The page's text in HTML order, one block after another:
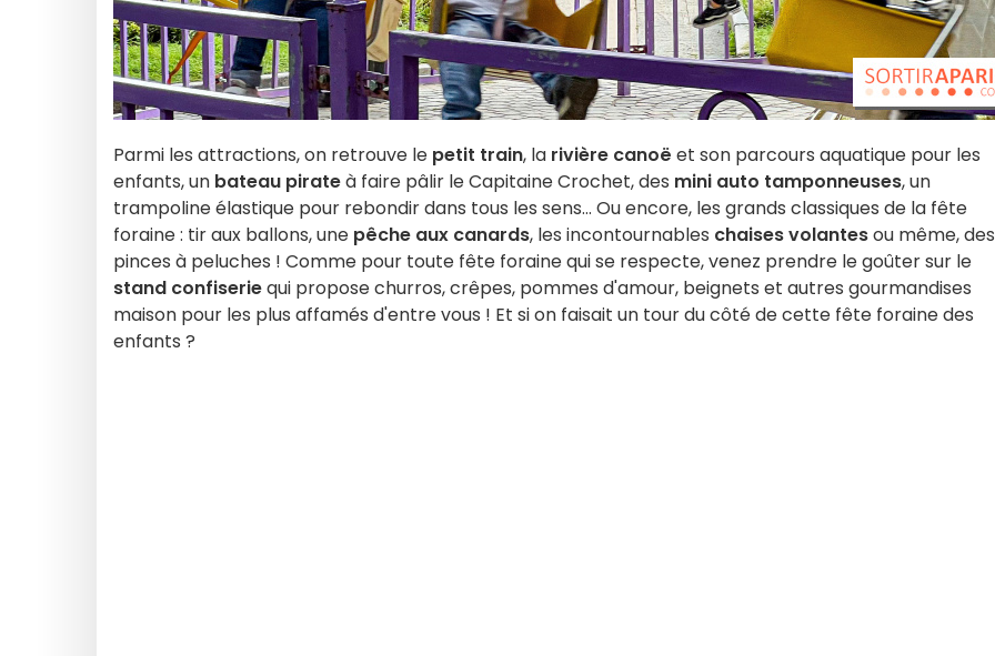
Parmi les attractions, on retrouve le petit train, la rivière canoë et son parcours aquatique pour les
enfants, un bateau pirateà faire pâlir le Capitaine Crochet, des mini auto tamponneuses, un
trampoline élastique pour rebondir dans tous les sens... Ou encore, les grands classiques de la fête
foraine : tir aux ballons, une pêche aux canards, les incontournables chaises volantesou même, des
pinces à peluches ! Comme pour toute fête foraine qui se respecte, venez prendre le goûter sur le
stand confiseriequi propose churros, crêpes, pommes d'amour, beignets et autres gourmandises
maison pour les plus affamés d'entre vous ! Et si on faisait un tour du côté de cette fête foraine des
enfants ?